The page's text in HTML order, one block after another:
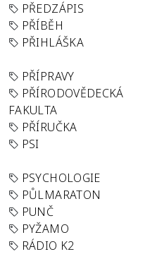
PŘEDZÁPIS
PŘÍBĚH
PŘIHLÁŠKA
PŘÍPRAVY
PŘÍRODOVĚDECKÁ
FAKULTA
PŘÍRUČKA
PSI
PSYCHOLOGIE
PŮLMARATON
PUNČ
PYŽAMO
RÁDIO K2